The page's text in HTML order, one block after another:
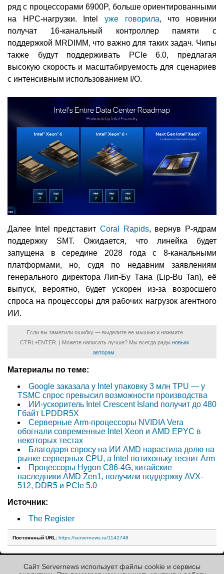
ряд с процессорами 6900P, больше ориентированными
на HPC-нагрузки. Intel уже говорила, что новинки
получат 16-канальный контроллер памяти с
поддержкой MRDIMM, что важно для таких задач. Чипы
также будут поддерживать PCIe 6.0, предлагая
высокую скорость и масштабируемость для сценариев
с интенсивным использованием I/O.
Далее Intel представит Coral Rapids, вернув P-ядрам
поддержку SMT. Ожидается, что линейка будет
запущена в середине 2028 года с 8-канальными
платформами, но, судя по недавним заявлениям
генерального директора Лип-Бу Тана (Lip-Bu Tan), её
выпуск, вероятно, будет ускорен из-за возросшего
спроса на процессоры для рабочих нагрузок агентного
ИИ.
Если вы заметили ошибку — выделите ее мышью и нажмите
CTRL+ENTER. | Можете написать лучше? Мы всегда рады новым
авторам
Материалы по теме:
Google заказала у Intel упаковку 3 млн TPU — у
TSMC спрос превысил возможности производства
ИИ-ускоритель Intel Crescent Island получит до 480
Гбайт LPDDR5X
Серверные Arm-процессоры NVIDIA Vera
обогнали современные Intel Xeon и AMD EPYC в
некоторых тестах
Благодаря спросу на ИИ AMD нарастила долю на
рынке серверных CPU, а Intel потихоньку теснит Arm
Процессоры Hygon C86-4G, китайские
наследники AMD Zen1, получили поддержку AVX-
512, DDR5 и PCIe 5.0
Источник:
The Register
Постоянный URL: https://servernews.ru/1142748
« Назад к ленте
Сайт Servernews использует файлы cookie и сервисы